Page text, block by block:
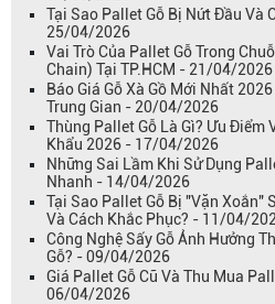
Tại Sao Pallet Gỗ Bị Nứt Đầu Và
25/04/2026
Vai Trò Của Pallet Gỗ Trong
Chain) Tại TP.HCM - 21/04/2026
Báo Giá Gỗ Xà Gồ Mới Nhất
Trung Gian - 20/04/2026
Thùng Pallet Gỗ Là Gì? Ưu Điểm
Khẩu 2026 - 17/04/2026
Những Sai Lầm Khi Sử Dụng
Nhanh - 14/04/2026
Tại Sao Pallet Gỗ Bị "Vặn Xoắn"
Và Cách Khắc Phục? - 11/04/
Công Nghệ Sấy Gỗ Ảnh Hưởng
Gỗ? - 09/04/2026
Giá Pallet Gỗ Cũ Và Thu Mua
06/04/2026